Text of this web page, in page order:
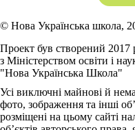
© Нова Українська школа,
Проект був створений 2017
з Міністерством освіти і
"Нова Українська Школа"
Усі виключні майнові й
фото, зображення та інші
розміщені на цьому сайті